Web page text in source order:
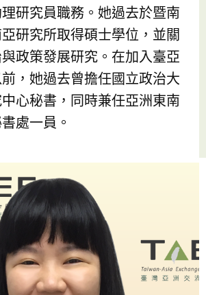
研究員職務。她過去於暨南
研究所取得碩士學位，並關
政策發展研究。在加入臺亞
，她過去曾擔任國立政治大
心秘書，同時兼任亞洲東南
處一員。